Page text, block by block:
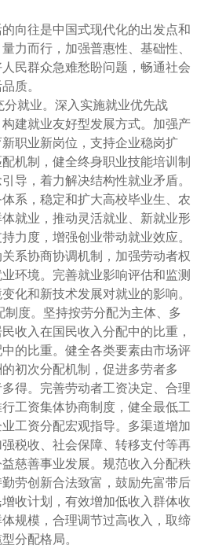
往是中国式现代化的出发点和
力而行，加强普惠性、基础性、
民群众急难愁盼问题，畅通社会
质。
就业。深入实施就业优先战
建就业友好型发展方式。加强产
职业新岗位，支持企业稳岗扩
机制，健全终身职业技能培训制
导，着力解决结构性就业矛盾。
系，稳定和扩大高校毕业生、农
就业，推动灵活就业、新就业形
力度，增强创业带动就业效应。
系协商协调机制，加强劳动者权
环境。完善就业影响评估和监测
化和新技术发展对就业的影响。
度。坚持按劳分配为主体、多
收入在国民收入分配中的比重，
的比重。健全各类要素由市场评
初次分配机制，促进多劳者多
得。完善劳动者工资决定、合理
工资集体协商制度，健全最低工
工资分配宏观指导。多渠道增加
税收、社会保障、转移支付等再
慈善事业发展。规范收入分配秩
劳创新合法致富，鼓励先富带后
收计划，有效增加低收入群体收
规模，合理调节过高收入，取缔
分配格局。